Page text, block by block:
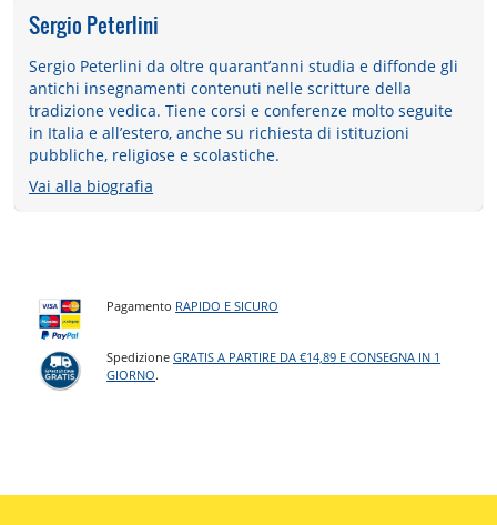
Sergio Peterlini
Sergio Peterlini da oltre quarant’anni studia e diffonde gli
antichi insegnamenti contenuti nelle scritture della
tradizione vedica. Tiene corsi e conferenze molto seguite
in Italia e all’estero, anche su richiesta di istituzioni
pubbliche, religiose e scolastiche.
Vai alla biografia
Pagamento RAPIDO E SICURO
SpedizioneGRATIS A PARTIRE DA €14,89 E CONSEGNA IN 1
GIORNO.